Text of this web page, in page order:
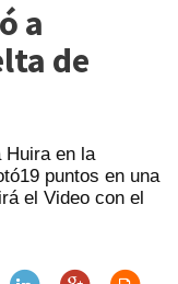
a
de
Huira en la
puntos en una
el Video con el